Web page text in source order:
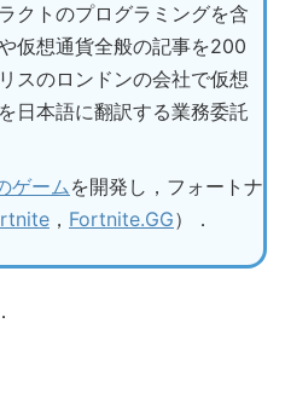
クトのプログラミングを含
仮想通貨全般の記事を200
スのロンドンの会社で仮想
日本語に翻訳する業務委託
ゲームを開発し，フォートナ
， Fortnite.GG）．